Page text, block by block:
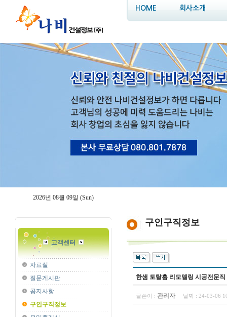
HOME 회사소개
2026년 08월 09일 (Sun)
고객센터
자료실
질문게시판
공지사항
구인구직정보
구인구직정보
한샘 토탈홈 리모델링 시공전문
글쓴이 : 관리자 날짜 : 24-03-06